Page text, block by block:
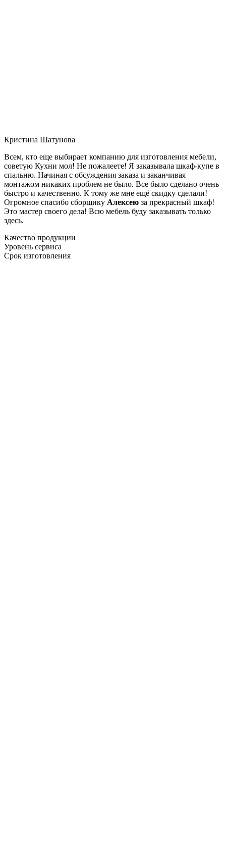
Кристина Шатунова
Всем, кто еще выбирает компанию для изготовления мебели,
советую Кухни мол! Не пожалеете! Я заказывала шкаф-купе в
спальню. Начиная с обсуждения заказа и заканчивая
монтажом никаких проблем не было. Все было сделано очень
быстро и качественно. К тому же мне ещё скидку сделали!
Огромное спасибо сборщику Алексею за прекрасный шкаф!
Это мастер своего дела! Всю мебель буду заказывать только
здесь.
Качество продукции
Уровень сервиса
Срок изготовления